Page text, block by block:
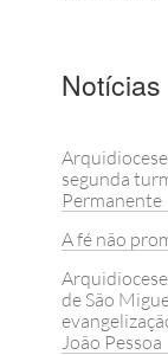
Notícias
segunda
Permanente
A fé não
de São
João Pessoa